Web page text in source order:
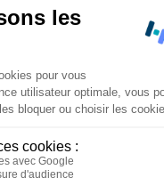
Démo
- Tous droits réservés
générales d'utilisation